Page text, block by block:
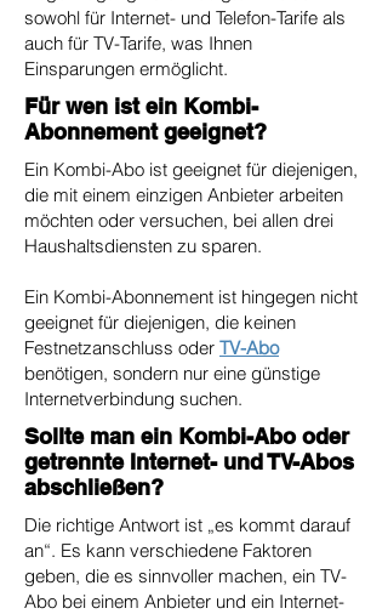
sowohl für Internet- und Telefon-Tarife als
auch für TV-Tarife, was Ihnen
Einsparungen ermöglicht.
Für wen ist ein Kombi-
Abonnement geeignet?
Ein Kombi-Abo ist geeignet für diejenigen,
die mit einem einzigen Anbieter arbeiten
möchten oder versuchen, bei allen drei
Haushaltsdiensten zu sparen.
Ein Kombi-Abonnement ist hingegen nicht
geeignet für diejenigen, die keinen
Festnetzanschluss oder TV-Abo
benötigen, sondern nur eine günstige
Internetverbindung suchen.
Sollte man ein Kombi-Abo oder
getrennte Internet- und TV-Abos
abschließen?
Die richtige Antwort ist „es kommt darauf
an“. Es kann verschiedene Faktoren
geben, die es sinnvoller machen, ein TV-
Abo bei einem Anbieter und ein Internet-